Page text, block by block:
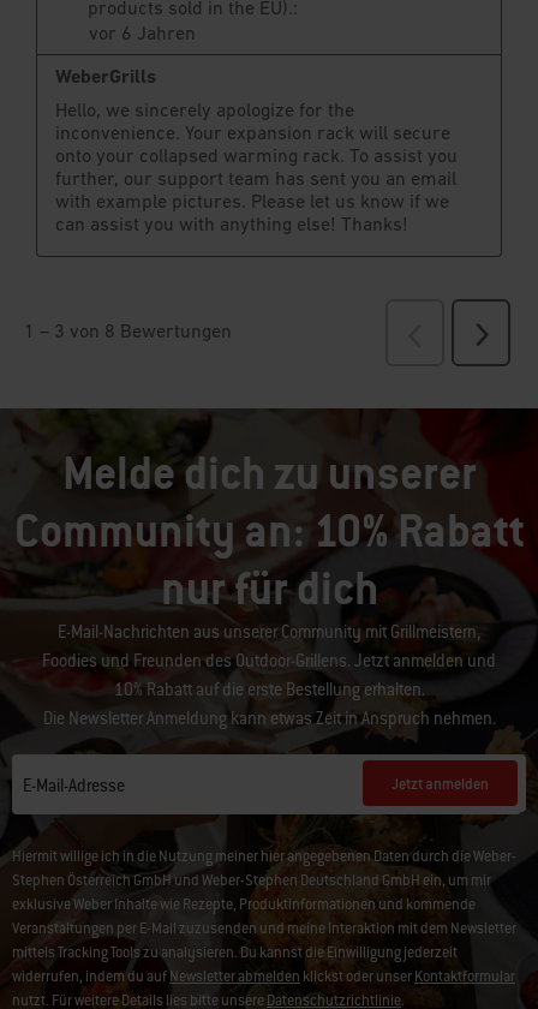
Melde dich zu unserer
Community an: 10% Rabatt
nur für dich
E-Mail-Nachrichten aus unserer Community mit Grillmeistern,
Foodies und Freunden des Outdoor-Grillens. Jetzt anmelden und
10% Rabatt auf die erste Bestellung erhalten.
Die Newsletter Anmeldung kann etwas Zeit in Anspruch nehmen.
E-Mail-Adresse Jetzt anmelden
Hiermit willige ich in die Nutzung meiner hier angegebenen Daten durch die Weber-
Stephen Österreich GmbH und Weber-Stephen Deutschland GmbH ein, um mir
exklusive Weber Inhalte wie Rezepte, Produktinformationen und kommende
Veranstaltungen per E-Mail zuzusenden und meine Interaktion mit dem Newsletter
mittels Tracking Tools zu analysieren. Du kannst die Einwilligung jederzeit
widerrufen, indem du aufNewsletter abmelden klickst oder unserKontaktformular
nutzt. Für weitere Details lies bitte unsereDatenschutzrichtlinie.